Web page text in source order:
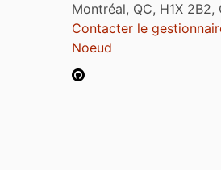
Montréal, QC, H1X 2B2,
Contacter le
Noeud